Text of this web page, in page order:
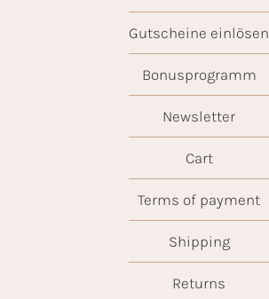
Gutscheine einlösen
Bonusprogramm
Newsletter
Cart
Terms of payment
Shipping
Returns